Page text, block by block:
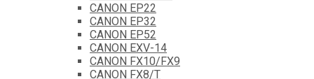
CANON EP22
CANON EP32
CANON EP52
CANON EXV-14
CANON FX10/FX9
CANON FX8/T